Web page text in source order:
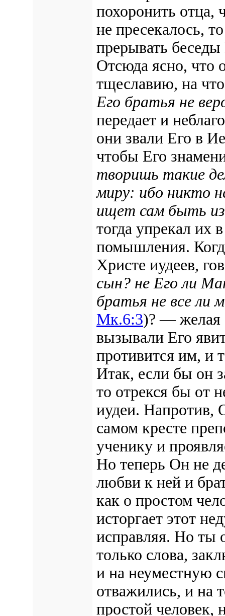
похоронить отца,
не пресекалось,
прерывать
Отсюда ясно, что
тщеславию, на
Его братья не
передает и
они звали Его в
чтобы Его
творишь такие
миру: ибо никто
ищет сам быть
тогда упрекал их
помышления.
Христе иудеев,
сын? не Его ли
братья не все ли
Мк.6:3)? — желая
вызывали Его
противится им, и
Итак, если бы он
то отрекся бы от
иудеи. Напротив,
самом кресте
ученику и
Но теперь Он не
любви к ней и
как о простом
исторгает этот
исправляя. Но ты
только слова,
и на неуместную
отважились, и на
простой